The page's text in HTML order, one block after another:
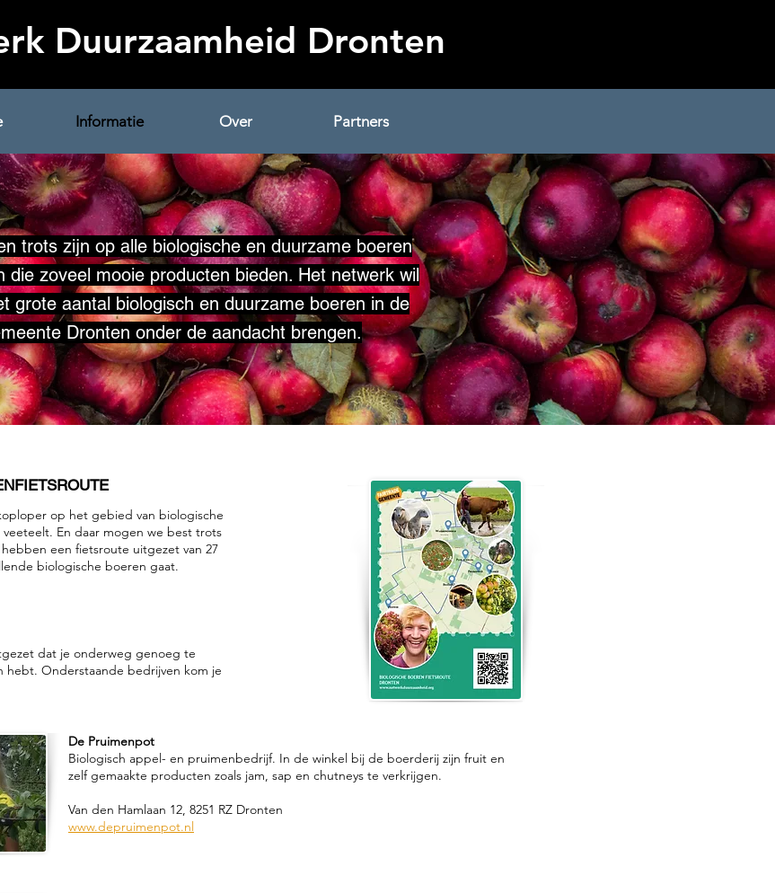
Duurzaamheid Dronten
Informatie Over Partners
trots zijn op alle biologische en duurzame boeren
die zoveel mooie producten bieden. Het netwerk wil
grote aantal biologisch en duurzame boeren in de
Dronten onder de aandacht brengen.
op het gebied van biologische
En daar mogen we best trots
een fietsroute uitgezet van 27
biologische boeren gaat.
dat je onderweg genoeg te
hebt. Onderstaande bedrijven kom je
De Pruimenpot
Biologisch appel- en pruimenbedrijf. In de winkel bij de boerderij zijn fruit en
zelf gemaakte producten zoals jam, sap en chutneys te verkrijgen.
Van den Hamlaan 12, 8251 RZ Dronten
www.depruimenpot.nl